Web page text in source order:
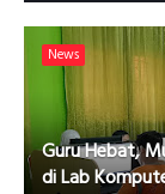
News
Guru Hebat,
di Lab